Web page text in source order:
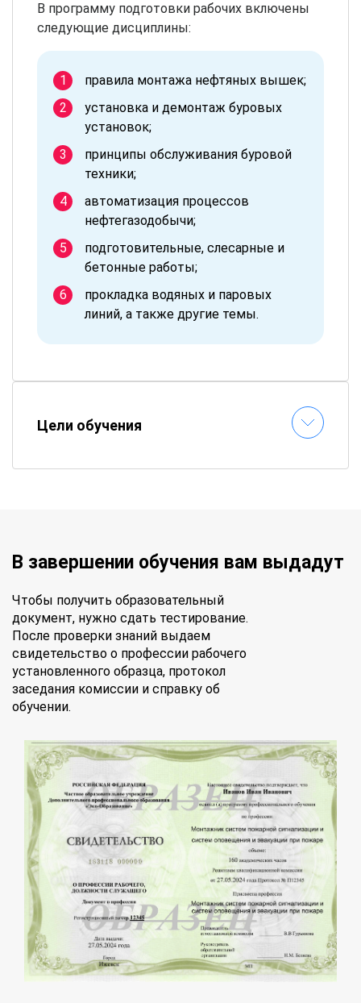
В программу подготовки рабочих включены
следующие дисциплины:
правила монтажа нефтяных вышек;
установка и демонтаж буровых
установок;
принципы обслуживания буровой
техники;
автоматизация процессов
нефтегазодобычи;
подготовительные, слесарные и
бетонные работы;
прокладка водяных и паровых
линий, а также другие темы.
Цели обучения
В завершении обучения вам выдадут
Чтобы получить образовательный
документ, нужно сдать тестирование.
После проверки знаний выдаем
свидетельство о профессии рабочего
установленного образца, протокол
заседания комиссии и справку об
обучении.